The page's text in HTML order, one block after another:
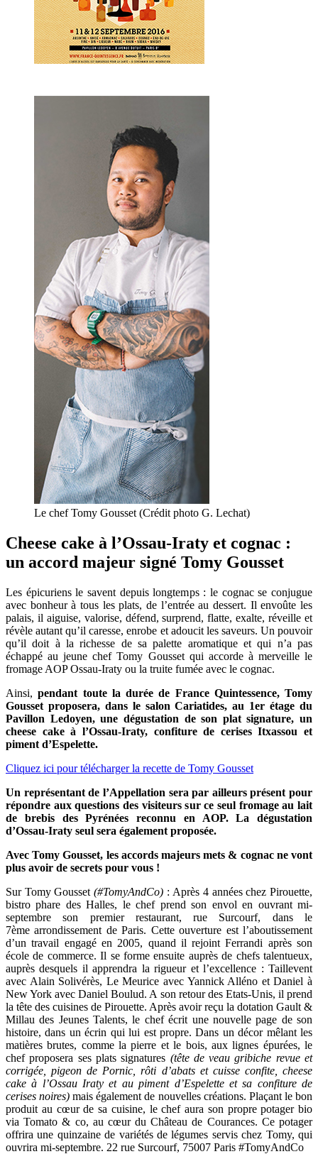
Le chef Tomy Gousset (Crédit photo G. Lechat)
Cheese cake à l’Ossau-Iraty et cognac :
un accord majeur signé Tomy Gousset
Les épicuriens le savent depuis longtemps : le cognac se conjugue
avec bonheur à tous les plats, de l’entrée au dessert. Il envoûte les
palais, il aiguise, valorise, défend, surprend, flatte, exalte, réveille et
révèle autant qu’il caresse, enrobe et adoucit les saveurs. Un pouvoir
qu’il doit à la richesse de sa palette aromatique et qui n’a pas
échappé au jeune chef Tomy Gousset qui accorde à merveille le
fromage AOP Ossau-Iraty ou la truite fumée avec le cognac.
Ainsi,pendant toute la durée de France Quintessence, Tomy
Gousset proposera, dans le salon Cariatides, au 1er étage du
Pavillon Ledoyen, une dégustation de son plat signature, un
cheese cake à l’Ossau-Iraty, confiture de cerises Itxassou et
piment d’Espelette.
Cliquez ici pour télécharger la recette de Tomy Gousset
Un représentant de l’Appellation sera par ailleurs présent pour
répondre aux questions des visiteurs sur ce seul fromage au lait
de brebis des Pyrénées reconnu en AOP. La dégustation
d’Ossau-Iraty seul sera également proposée.
Avec Tomy Gousset, les accords majeurs mets & cognac ne vont
plus avoir de secrets pour vous !
Sur Tomy Gousset (#TomyAndCo) : Après 4 années chez Pirouette,
bistro phare des Halles, le chef prend son envol en ouvrant mi-
septembre son premier restaurant, rue Surcourf, dans le
7ème arrondissement de Paris. Cette ouverture est l’aboutissement
d’un travail engagé en 2005, quand il rejoint Ferrandi après son
école de commerce. Il se forme ensuite auprès de chefs talentueux,
auprès desquels il apprendra la rigueur et l’excellence : Taillevent
avec Alain Solivérès, Le Meurice avec Yannick Alléno et Daniel à
New York avec Daniel Boulud. A son retour des Etats-Unis, il prend
la tête des cuisines de Pirouette. Après avoir reçu la dotation Gault &
Millau des Jeunes Talents, le chef écrit une nouvelle page de son
histoire, dans un écrin qui lui est propre. Dans un décor mêlant les
matières brutes, comme la pierre et le bois, aux lignes épurées, le
chef proposera ses plats signatures (tête de veau gribiche revue et
corrigée, pigeon de Pornic, rôti d’abats et cuisse confite, cheese
cake à l’Ossau Iraty et au piment d’Espelette et sa confiture de
cerises noires) mais également de nouvelles créations. Plaçant le bon
produit au cœur de sa cuisine, le chef aura son propre potager bio
via Tomato & co, au cœur du Château de Courances. Ce potager
offrira une quinzaine de variétés de légumes servis chez Tomy, qui
ouvrira mi-septembre. 22 rue Surcourf, 75007 Paris #TomyAndCo